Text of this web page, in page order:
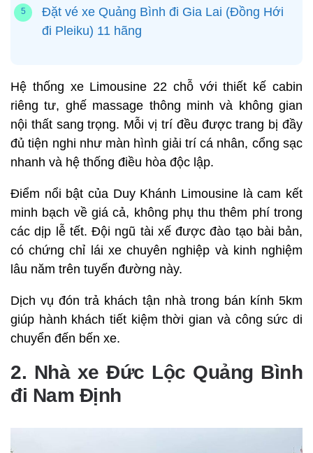
Đặt vé xe Quảng Bình đi Gia Lai (Đồng Hới
đi Pleiku) 11 hãng
Hệ thống xe Limousine 22 chỗ với thiết kế cabin
riêng tư, ghế massage thông minh và không gian
nội thất sang trọng. Mỗi vị trí đều được trang bị đầy
đủ tiện nghi như màn hình giải trí cá nhân, cổng sạc
nhanh và hệ thống điều hòa độc lập.
Điểm nổi bật của Duy Khánh Limousine là cam kết
minh bạch về giá cả, không phụ thu thêm phí trong
các dịp lễ tết. Đội ngũ tài xế được đào tạo bài bản,
có chứng chỉ lái xe chuyên nghiệp và kinh nghiệm
lâu năm trên tuyến đường này.
Dịch vụ đón trả khách tận nhà trong bán kính 5km
giúp hành khách tiết kiệm thời gian và công sức di
chuyển đến bến xe.
2. Nhà xe Đức Lộc Quảng Bình
đi Nam Định